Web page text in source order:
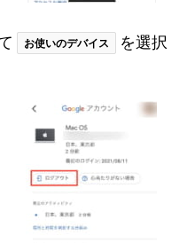
お使いのデバイス
を選択